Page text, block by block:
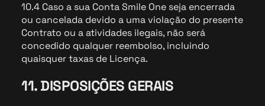
10.4 Caso a sua Conta Smile One seja encerrada
ou cancelada devido a uma violação do presente
Contrato ou a atividades ilegais, não será
concedido qualquer reembolso, incluindo
quaisquer taxas de Licença.
11. DISPOSIÇÕES GERAIS